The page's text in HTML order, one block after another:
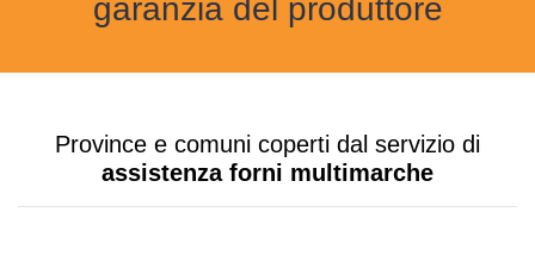
garanzia del produttore
Province e comuni coperti dal servizio di
assistenza forni multimarche